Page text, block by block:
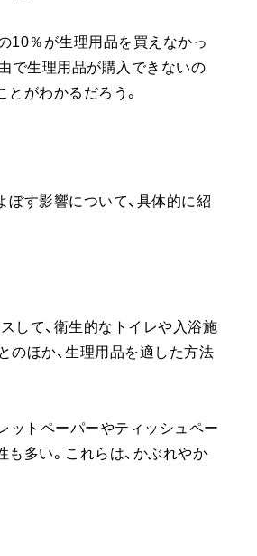
10％が生理用品を買えなかっ
で生理用品が購入できないの
がわかるだろう。
ぼす影響について、具体的に紹
して、衛生的なトイレや入浴施
のほか、生理用品を適した方法
ットペーパーやティッシュペー
多い。これらは、かぶれやか